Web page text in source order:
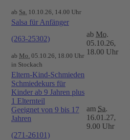
ab Sa. 10.10.26, 14.00 Uhr
Salsa für Anfänger
(263-25302)
ab Mo. 05.10.26, 18.00 Uhr
in Stockach
ab Mo.
05.10.26,
18.00 Uhr
Eltern-Kind-Schmieden
Schmiedekurs für
Kinder ab 9 Jahren plus
1 Elternteil
Geeignet von 9 bis 17
Jahren
(271-26101)
am Sa.
16.01.27,
9.00 Uhr